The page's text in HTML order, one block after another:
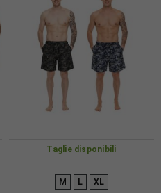
Taglie disponibili
M L XL